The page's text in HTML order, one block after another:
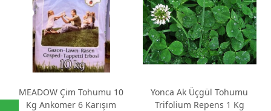
MEADOW Çim Tohumu 10
Kg Ankomer 6 Karışım
Yonca Ak Üçgül Tohumu
Trifolium Repens 1 Kg